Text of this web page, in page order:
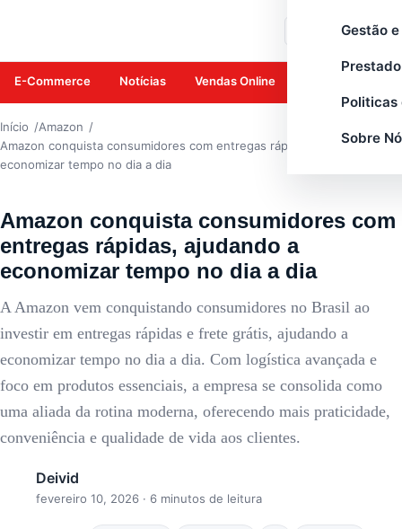
Gestão
Politicas
Sobre
E-Commerce Notícias Vendas Online
Início
Amazon
Amazon conquista consumidores com entregas rápidas, ajudando a
economizar tempo no dia a dia
Amazon conquista consumidores com
entregas rápidas, ajudando a
economizar tempo no dia a dia
A Amazon vem conquistando consumidores no Brasil ao
investir em entregas rápidas e frete grátis, ajudando a
economizar tempo no dia a dia. Com logística avançada e
foco em produtos essenciais, a empresa se consolida como
uma aliada da rotina moderna, oferecendo mais praticidade,
conveniência e qualidade de vida aos clientes.
Deivid
fevereiro 10, 2026 · 6 minutos de leitura